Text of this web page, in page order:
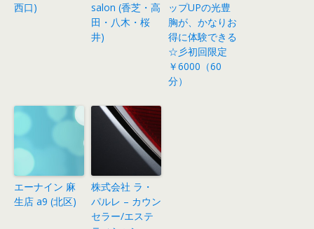
西口)
salon (香芝・高
田・八木・桜
井)
ップUPの光豊
胸が、かなりお
得に体験できる
☆彡初回限定
￥6000（60
分）
エーナイン 麻
生店 a9 (北区)
株式会社 ラ・
パルレ – カウン
セラー/エステ